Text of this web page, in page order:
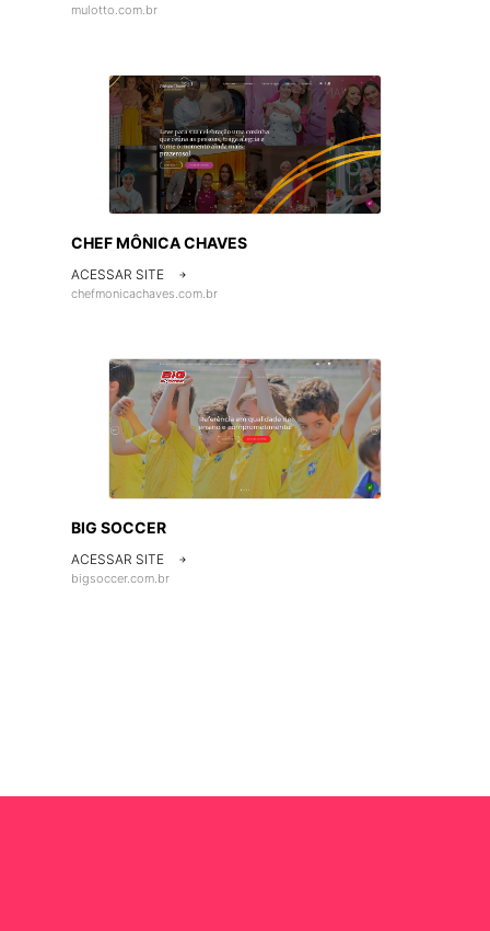
mulotto.com.br
CHEF MÔNICA CHAVES
ACESSAR SITE 
chefmonicachaves.com.br
BIG SOCCER
ACESSAR SITE 
bigsoccer.com.br